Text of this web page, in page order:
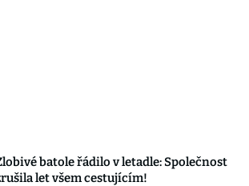
batole řádilo v letadle: Společnost
let všem cestujícím!